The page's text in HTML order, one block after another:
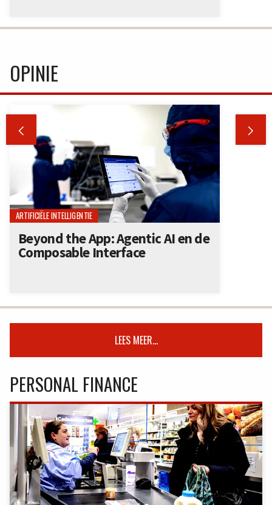
OPINIE
 
ARTIFICIËLE INTELLIGENTIE
Beyond the App: Agentic AI en de
Composable Interface
LEES MEER...
PERSONAL FINANCE